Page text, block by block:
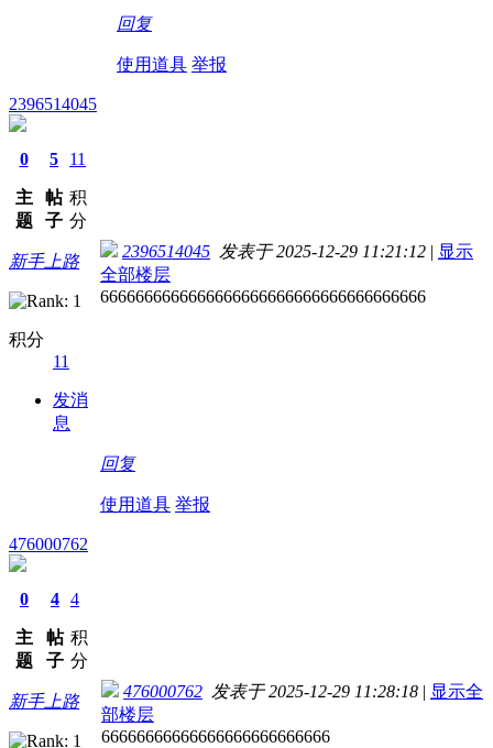
回复
使用道具 举报
2396514045
0
主
题
5
帖
子
11
积
分
新手上路
积分
11
发消
息
2396514045 发表于 2025-12-29 11:21:12 | 显示
全部楼层
6666666666666666666666666666666666666
回复
使用道具 举报
476000762
0
主
题
4
帖
子
4
积
分
新手上路
476000762 发表于 2025-12-29 11:28:18 | 显示全
部楼层
66666666666666666666666666